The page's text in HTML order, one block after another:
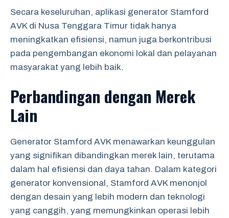
Secara keseluruhan, aplikasi generator Stamford
AVK di Nusa Tenggara Timur tidak hanya
meningkatkan efisiensi, namun juga berkontribusi
pada pengembangan ekonomi lokal dan pelayanan
masyarakat yang lebih baik.
Perbandingan dengan Merek
Lain
Generator Stamford AVK menawarkan keunggulan
yang signifikan dibandingkan merek lain, terutama
dalam hal efisiensi dan daya tahan. Dalam kategori
generator konvensional, Stamford AVK menonjol
dengan desain yang lebih modern dan teknologi
yang canggih, yang memungkinkan operasi lebih